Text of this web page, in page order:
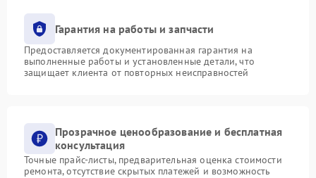
Гарантия на работы и запчасти
Предоставляется документированная гарантия на
выполненные работы и установленные детали, что
защищает клиента от повторных неисправностей
Прозрачное ценообразование и бесплатная
консультация
Точные прайс-листы, предварительная оценка стоимости
ремонта, отсутствие скрытых платежей и возможность